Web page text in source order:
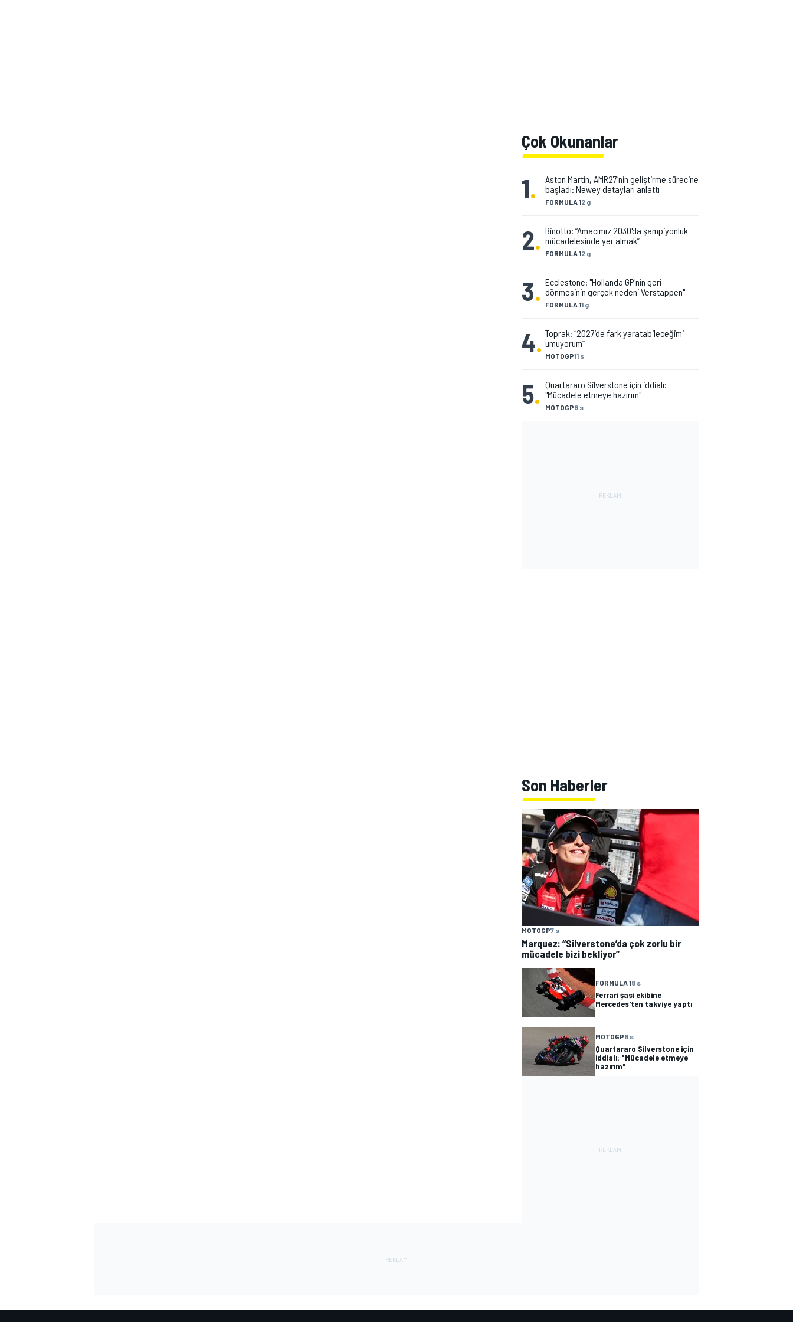
Çok Okunanlar
1. FORMULA 12 g
Aston Martin, AMR27‘nin geliştirme sürecine
başladı: Newey detayları anlattı
2. FORMULA 12 g
Binotto: “Amacımız 2030'da şampiyonluk
mücadelesinde yer almak”
3. FORMULA 11 g
Ecclestone: "Hollanda GP'nin geri
dönmesinin gerçek nedeni Verstappen"
4. MOTOGP11 s
Toprak: “2027’de fark yaratabileceğimi
umuyorum”
5. MOTOGP8 s
Quartararo Silverstone için iddialı:
"Mücadele etmeye hazırım"
Son Haberler
MOTOGP7 s
Marquez: “Silverstone’da çok zorlu bir
mücadele bizi bekliyor”
FORMULA 18 s
Ferrari şasi ekibine
Mercedes'ten takviye yaptı
MOTOGP8 s
Quartararo Silverstone için
iddialı: "Mücadele etmeye
hazırım"